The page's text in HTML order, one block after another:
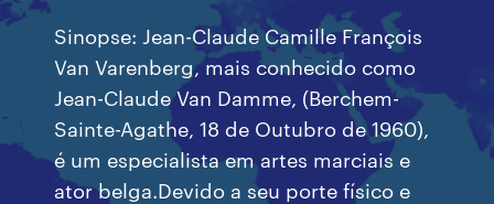
Sinopse: Jean-Claude Camille François
Van Varenberg, mais conhecido como
Jean-Claude Van Damme, (Berchem-
Sainte-Agathe, 18 de Outubro de 1960),
é um especialista em artes marciais e
ator belga.Devido a seu porte físico e